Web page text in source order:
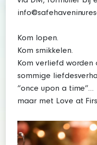
Kom lopen.
Kom smikkelen.
Kom verliefd worden
sommige
“once upon a time”…
maar met Love at